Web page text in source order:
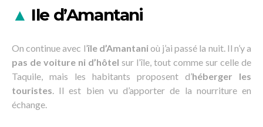
▲ Ile d’Amantani
On continue avec l’île d’Amantanioù j’ai passé la nuit. Il n’y a
pas de voiture ni d’hôtel sur l’île, tout comme sur celle de
Taquile, mais les habitants proposent d’héberger les
touristes. Il est bien vu d’apporter de la nourriture en
échange.